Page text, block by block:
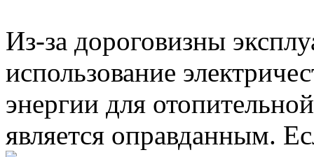
Из-за дороговизны
использование
энергии для
является оправданным.